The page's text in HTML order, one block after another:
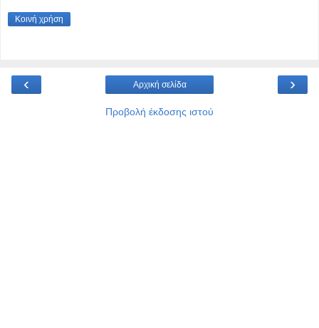
Κοινή χρήση
‹ ›
Αρχική σελίδα
Προβολή έκδοσης ιστού